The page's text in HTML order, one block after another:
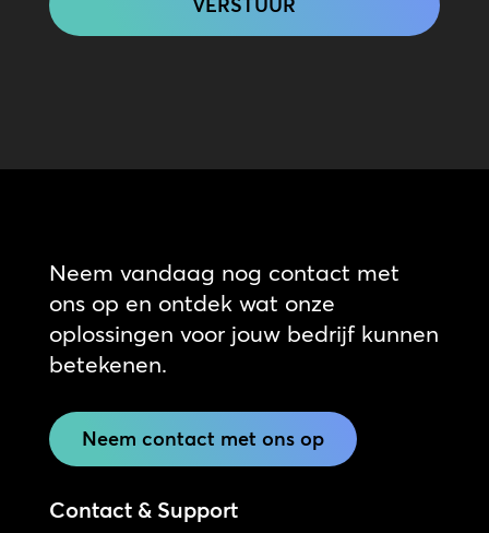
Neem vandaag nog contact met
ons op en ontdek wat onze
oplossingen voor jouw bedrijf kunnen
betekenen.
Neem contact met ons op
Contact & Support